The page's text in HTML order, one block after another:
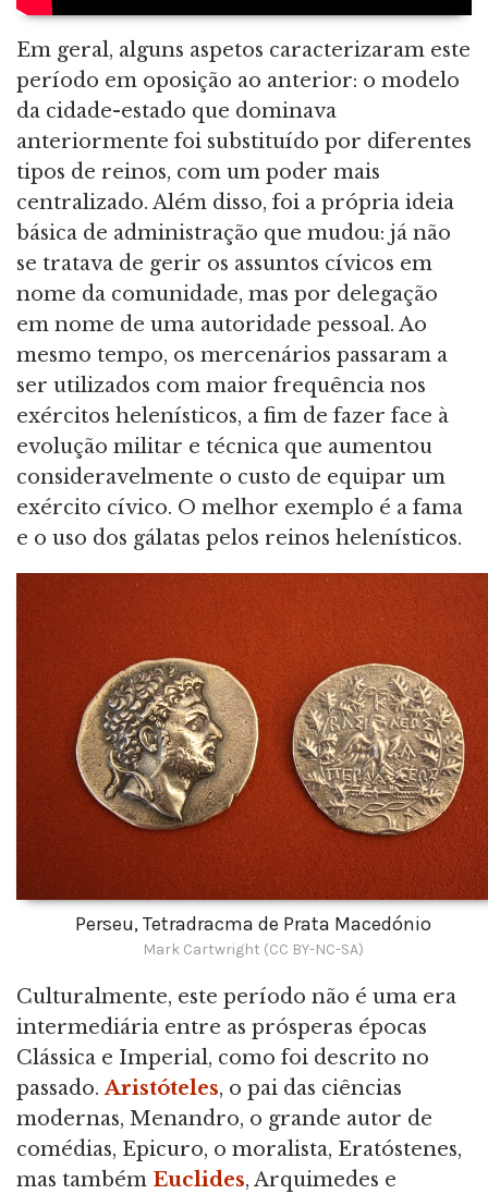
Em geral, alguns aspetos caracterizaram este
período em oposição ao anterior: o modelo
da cidade-estado que dominava
anteriormente foi substituído por diferentes
tipos de reinos, com um poder mais
centralizado. Além disso, foi a própria ideia
básica de administração que mudou: já não
se tratava de gerir os assuntos cívicos em
nome da comunidade, mas por delegação
em nome de uma autoridade pessoal. Ao
mesmo tempo, os mercenários passaram a
ser utilizados com maior frequência nos
exércitos helenísticos, a fim de fazer face à
evolução militar e técnica que aumentou
consideravelmente o custo de equipar um
exército cívico. O melhor exemplo é a fama
e o uso dos gálatas pelos reinos helenísticos.
Perseu, Tetradracma de Prata Macedónio
Mark Cartwright (CC BY-NC-SA)
Culturalmente, este período não é uma era
intermediária entre as prósperas épocas
Clássica e Imperial, como foi descrito no
passado.Aristóteles, o pai das ciências
modernas, Menandro, o grande autor de
comédias, Epicuro, o moralista, Eratóstenes,
mas também Euclides, Arquimedes e